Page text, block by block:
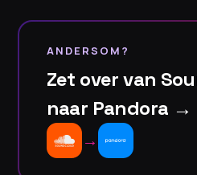
ANDERSOM?
Zet over van
naar Pandora →
→